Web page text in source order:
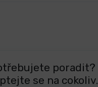
poradit?
se na cokoliv.